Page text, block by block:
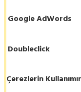
Google AdWords
Doubleclick
Çerezlerin